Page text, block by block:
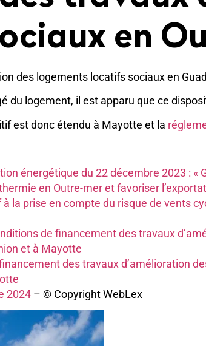
en
des logements locatifs sociaux en
du logement, il est apparu que ce
est donc étendu à Mayotte et la
énergétique du 22 décembre 2023 :
en Outre-mer et favoriser
la prise en compte du risque de vents
de financement des travaux
et à Mayotte
des travaux d’amélioration
2024 – © Copyright WebLex